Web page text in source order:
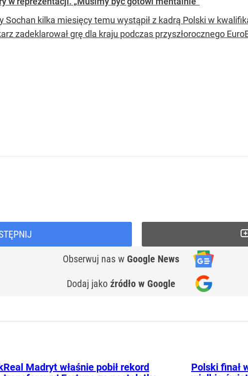
Sochan kilka miesięcy temu wystąpił z kadrą Polski w
zadeklarował grę dla kraju podczas przyszłorocznego
Obserwuj nas w Google News
Dodaj jako źródło w Google
Real Madryt właśnie pobił rekord
Polski finał